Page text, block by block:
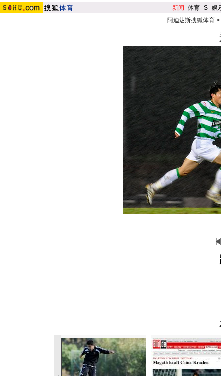
新闻 -体育-S-娱
阿迪达斯搜狐体育>